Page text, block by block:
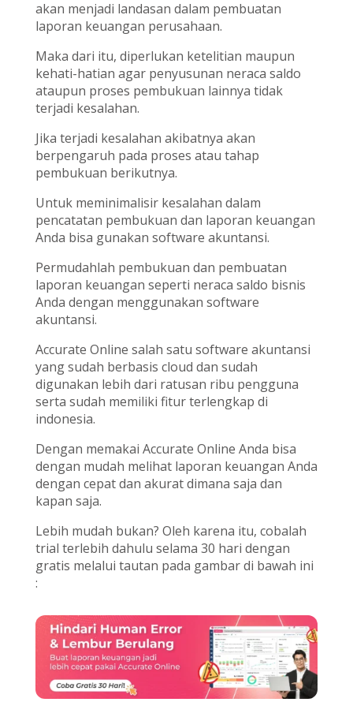
akan menjadi landasan dalam pembuatan
laporan keuangan perusahaan.
Maka dari itu, diperlukan ketelitian maupun
kehati-hatian agar penyusunan neraca saldo
ataupun proses pembukuan lainnya tidak
terjadi kesalahan.
Jika terjadi kesalahan akibatnya akan
berpengaruh pada proses atau tahap
pembukuan berikutnya.
Untuk meminimalisir kesalahan dalam
pencatatan pembukuan dan laporan keuangan
Anda bisa gunakan software akuntansi.
Permudahlah pembukuan dan pembuatan
laporan keuangan seperti neraca saldo bisnis
Anda dengan menggunakan software
akuntansi.
Accurate Online salah satu software akuntansi
yang sudah berbasis cloud dan sudah
digunakan lebih dari ratusan ribu pengguna
serta sudah memiliki fitur terlengkap di
indonesia.
Dengan memakai Accurate Online Anda bisa
dengan mudah melihat laporan keuangan Anda
dengan cepat dan akurat dimana saja dan
kapan saja.
Lebih mudah bukan? Oleh karena itu, cobalah
trial terlebih dahulu selama 30 hari dengan
gratis melalui tautan pada gambar di bawah ini
: